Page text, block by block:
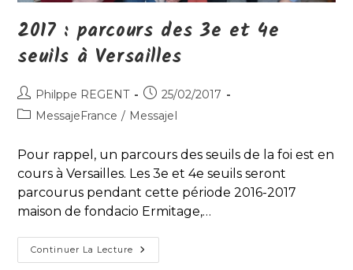
2017 : parcours des 3e et 4e
seuils à Versailles
Auteur/autrice
de
Philppe REGENT
Publication
publiée :
25/02/2017
PostMessajeFrance / MessajeI
Pour rappel, un parcours des seuils de la foi est en
cours à Versailles. Les 3e et 4e seuils seront
parcourus pendant cette période 2016-2017
maison de fondacio Ermitage,…
Continuer La Lecture 2017
: